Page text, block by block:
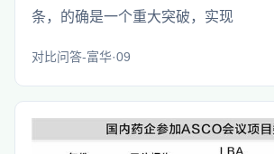
条，的确是一个重大突破，实现
对比问答-富华·09